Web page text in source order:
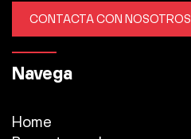
CONTACTA CON NOSOTROS
Navega
Home